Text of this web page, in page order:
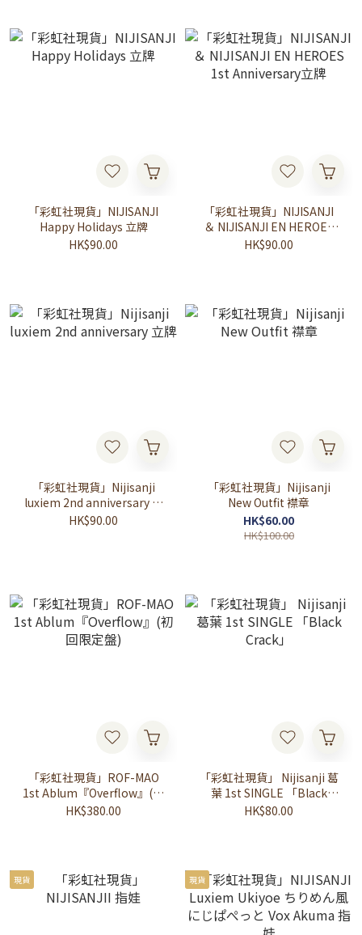
「彩虹社現貨」NIJISANJI
Happy Holidays 立牌
HK$90.00
「彩虹社現貨」NIJISANJI
＆ NIJISANJI EN HEROES
1st Anniversary立牌
HK$90.00
「彩虹社現貨」Nijisanji
luxiem 2nd anniversary 立
牌
HK$90.00
「彩虹社現貨」Nijisanji
New Outfit 襟章
HK$60.00
HK$100.00
「彩虹社現貨」ROF-MAO
1st Ablum『Overflow』(初
回限定盤)
HK$380.00
「彩虹社現貨」 Nijisanji 葛
葉 1st SINGLE 「Black
Crack」
HK$80.00
現貨 現貨